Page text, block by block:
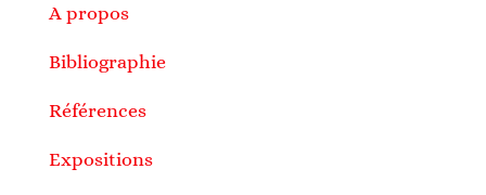
A propos
Bibliographie
Références
Expositions